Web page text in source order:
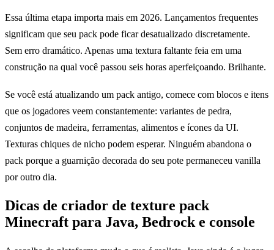
Essa última etapa importa mais em 2026. Lançamentos frequentes
significam que seu pack pode ficar desatualizado discretamente.
Sem erro dramático. Apenas uma textura faltante feia em uma
construção na qual você passou seis horas aperfeiçoando. Brilhante.
Se você está atualizando um pack antigo, comece com blocos e itens
que os jogadores veem constantemente: variantes de pedra,
conjuntos de madeira, ferramentas, alimentos e ícones da UI.
Texturas chiques de nicho podem esperar. Ninguém abandona o
pack porque a guarnição decorada do seu pote permaneceu vanilla
por outro dia.
Dicas de criador de texture pack
Minecraft para Java, Bedrock e console